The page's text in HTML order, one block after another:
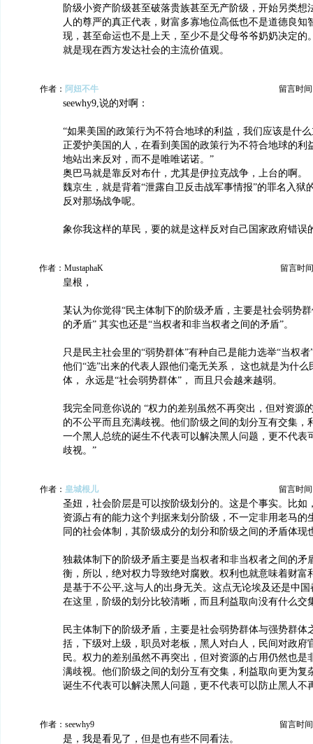
阶级小资产阶级甚至破落贵族甚至无产阶级，开始另类想
人的尊严的真正代表，财富多寡地位高低也不是道德良知
现，甚至命运也不是上天，至少不是父母爷爷奶奶决定的
就是现在西方发达社会的主流价值观。
作者： 阿妞不牛 留言时间
seewhy9,说的对啊：
“如果美国的政策行为不符合地球的利益，我们应该是什
正爱护美国的人，在看到美国的政策行为不符合地球的利
地站出来反对，而不是唯唯诺诺。”
奥巴马就是靠反对布什，尤其是伊拉克战争，上台的啊。
魏京生，就是背着“泄露自卫反击战军事情报”的罪名入狱
反对那场战争呢。
象你我这样的草民，要的就是这样反对自己国家政府错误
作者：MustaphaK 留言时
皇根，
某认为你觉得“民主体制下的阶级矛盾，主要是社会弱势
的矛盾” 其实也还是“当权者和非当权者之间的矛盾”。
只是民主社会里的“弱势群体”有种自己是能力选举“当权
他们“选”出来的代表人跟他们毫无关系， 这也就是为什么
体， 永远是“社会弱势群体”， 而且只会越来越弱。
我完全同意你说的 “权力的差别虽然不再突出，但对资源
的不公平而且充满歧视。他们阶级之间的划分互有交集，
一个黑人总统的诞生不代表可以解决黑人问题，更不代表
歧视。”
作者： 皇城根儿 留言时间
圣妞，社会阶层是可以按阶级划分的。这是个事实。比如
资源占有的能力这个判据来划分阶级，不一定非用老马的
同的社会体制，其阶级成分的划分和阶级之间的矛盾体现
独裁体制下的阶级矛盾主要是当权者和非当权者之间的矛
衡，所以，绝对权力导致绝对腐败。权利也就意味着财富
是基于不公平,这与人的出身无关。这点无论埃及还是中
在这里，阶级的划分比较清晰，而且利益取向没有什么交
民主体制下的阶级矛盾，主要是社会弱势群体与强势群体
括，下级对上级，职员对老板，黑人对白人，民间对政府
民。权力的差别虽然不再突出，但对资源的占用仍然也是
满歧视。他们阶级之间的划分互有交集，利益取向更为复
诞生不代表可以解决黑人问题，更不代表可以防止黑人不
作者：seewhy9 留言时
是，我是看见了，但是也有些不同看法。